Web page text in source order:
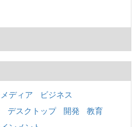
ディア
ビジネス
デスクトップ 開発
教育